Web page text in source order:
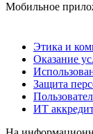
Мобильное
Этика и
Оказание
Защита
ИТ